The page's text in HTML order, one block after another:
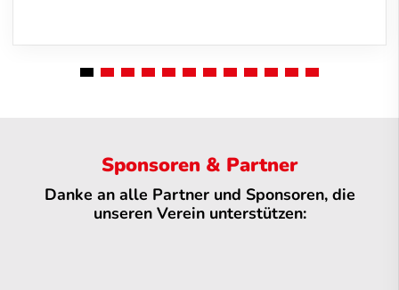
Sponsoren & Partner
Danke an alle Partner und Sponsoren, die
unseren Verein unterstützen: